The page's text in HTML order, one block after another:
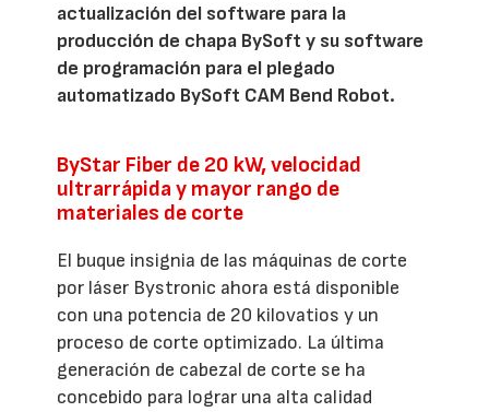
actualización del software para la
producción de chapa BySoft y su software
de programación para el plegado
automatizado BySoft CAM Bend Robot.
ByStar Fiber de 20 kW, velocidad
ultrarrápida y mayor rango de
materiales de corte
El buque insignia de las máquinas de corte
por láser Bystronic ahora está disponible
con una potencia de 20 kilovatios y un
proceso de corte optimizado. La última
generación de cabezal de corte se ha
concebido para lograr una alta calidad